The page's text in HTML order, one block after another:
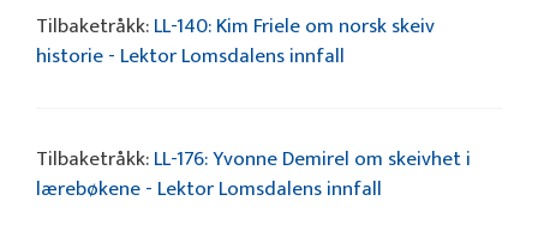
Tilbaketråkk:LL-140: Kim Friele om norsk skeiv
historie - Lektor Lomsdalens innfall
Tilbaketråkk:LL-176: Yvonne Demirel om skeivhet i
lærebøkene - Lektor Lomsdalens innfall